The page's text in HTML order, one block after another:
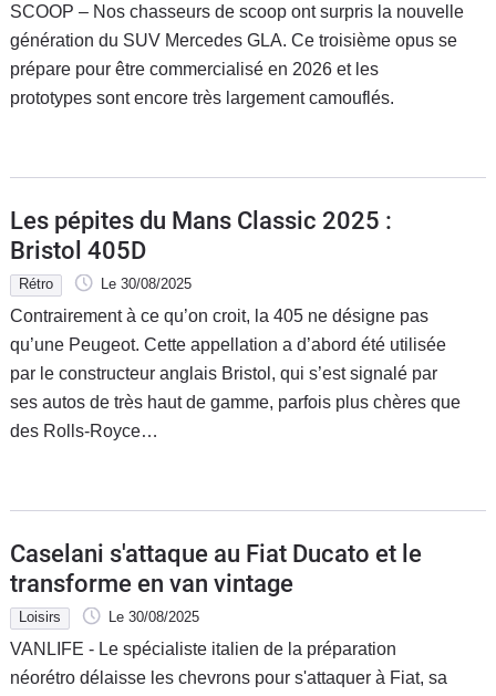
SCOOP – Nos chasseurs de scoop ont surpris la nouvelle
génération du SUV Mercedes GLA. Ce troisième opus se
prépare pour être commercialisé en 2026 et les
prototypes sont encore très largement camouflés.
Les pépites du Mans Classic 2025 :
Bristol 405D
Rétro Le 30/08/2025
Contrairement à ce qu’on croit, la 405 ne désigne pas
qu’une Peugeot. Cette appellation a d’abord été utilisée
par le constructeur anglais Bristol, qui s’est signalé par
ses autos de très haut de gamme, parfois plus chères que
des Rolls-Royce…
Caselani s'attaque au Fiat Ducato et le
transforme en van vintage
Loisirs Le 30/08/2025
VANLIFE - Le spécialiste italien de la préparation
néorétro délaisse les chevrons pour s'attaquer à Fiat, sa